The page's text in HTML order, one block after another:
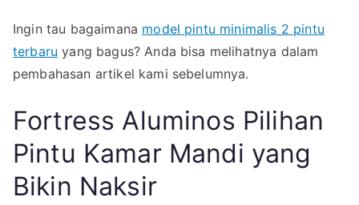
Ingin tau bagaimana model pintu minimalis 2 pintu
terbaru yang bagus? Anda bisa melihatnya dalam
pembahasan artikel kami sebelumnya.
Fortress Aluminos Pilihan
Pintu Kamar Mandi yang
Bikin Naksir